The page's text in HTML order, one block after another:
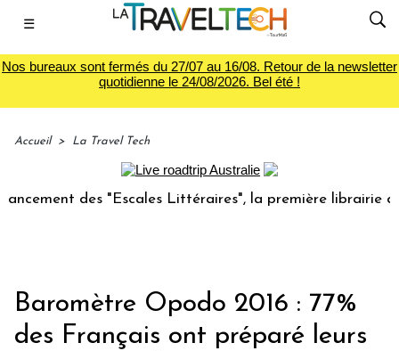
☰
Nos bureaux sont fermés du 27/07 au 16/08. Retour de la newsletter
quotidienne le 24/08/2026. Bel été !
Accueil > La Travel Tech
des "Escales Littéraires", la première librairie du
Baromètre Opodo 2016 : 77%
des Français ont préparé leurs